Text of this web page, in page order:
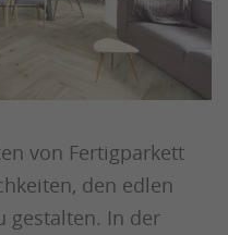
von Fertigparkett
den edlen
gestalten. In der